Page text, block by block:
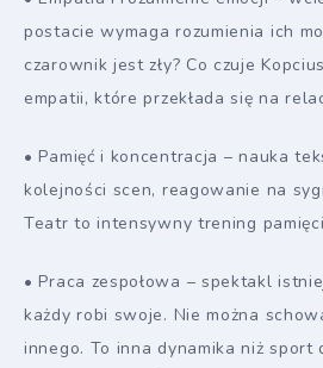
postacie wymaga rozumienia ich
czarownik jest zły? Co czuje
empatii, które przekłada się na
• Pamięć i koncentracja – nauka
kolejności scen, reagowanie na
Teatr to intensywny trening
• Praca zespołowa – spektakl
każdy robi swoje. Nie można
innego. To inna dynamika niż sport